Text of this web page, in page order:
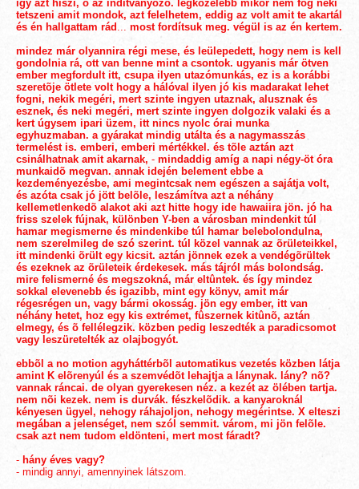
így azt hiszi, õ az indítványozó. legközelebb mikor nem fog neki
tetszeni amit mondok, azt felelhetem, eddig az volt amit te akartál
és én hallgattam rád ... most fordítsuk meg. végül is az én kertem.
mindez már olyannira régi mese, és leülepedett, hogy nem is kell
gondolnia rá, ott van benne mint a csontok. ugyanis már ötven
ember megfordult itt, csupa ilyen utazómunkás, ez is a korábbi
szeretõje ötlete volt hogy a hálóval ilyen jó kis madarakat lehet
fogni, nekik megéri, mert szinte ingyen utaznak, alusznak és
esznek, és neki megéri, mert szinte ingyen dolgozik valaki és a
kert úgysem ipari üzem, itt nincs nyolc órai munka
egyhuzmaban. a gyárakat mindig utálta és a nagymasszás
termelést is. emberi, emberi mértékkel. és tõle aztán azt
csinálhatnak amit akarnak, - mindaddig amíg a napi négy-öt óra
munkaidõ megvan. annak idején belement ebbe a
kezdeményezésbe, ami megintcsak nem egészen a sajátja volt,
és azóta csak jó jött belõle, leszámítva azt a néhány
kellemetlenkedõ alakot aki azt hitte hogy ide hawaiira jön. jó ha
friss szelek fújnak, különben Y-ben a városban mindenkit túl
hamar megismerne és mindenkibe túl hamar belebolondulna,
nem szerelmileg de szó szerint. túl közel vannak az õrületeikkel,
itt mindenki õrült egy kicsit. aztán jönnek ezek a vendégõrültek
és ezeknek az õrületeik érdekesek. más tájról más bolondság.
mire felismerné és megszokná, már eltûntek. és így mindez
sokkal elevenebb és igazibb, mint egy könyv, amit már
régesrégen un, vagy bármi okosság. jön egy ember, itt van
néhány hetet, hoz egy kis extrémet, fûszernek kitûnõ, aztán
elmegy, és õ fellélegzik. közben pedig leszedték a paradicsomot
vagy leszüretelték az olajbogyót.
ebbõl a no motion agyháttérbõl automatikus vezetés közben látja
amint K elõrenyúl és a szemvédõt lehajtja a lánynak. lány? nõ?
vannak ráncai. de olyan gyerekesen néz. a kezét az ölében tartja.
nem nõi kezek. nem is durvák. fészkelõdik. a kanyaroknál
kényesen ügyel, nehogy ráhajoljon, nehogy megérintse. X elteszi
megában a jelenséget, nem szól semmit. várom, mi jön felõle.
csak azt nem tudom eldönteni, mert most fáradt?
- hány éves vagy?
- mindig annyi, amennyinek látszom.